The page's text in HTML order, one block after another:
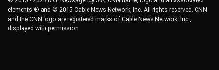
elements ® and © 2015 Cable News Network, Inc. All rights reserved. CNN
and the CNN logo are registered marks of Cable News Network, Inc.,
displayed with permission